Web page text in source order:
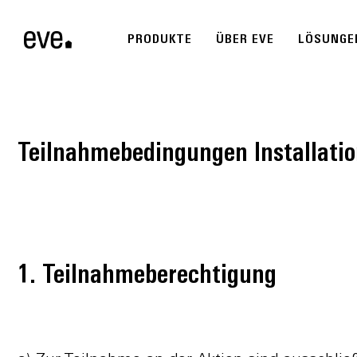
PRODUKTE ÜBER EVE
Teilnahmebedingungen
1. Teilnahmeberechtigung